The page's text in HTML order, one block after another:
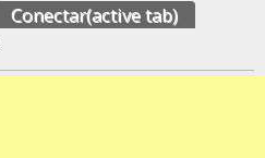
Conectar(active tab)